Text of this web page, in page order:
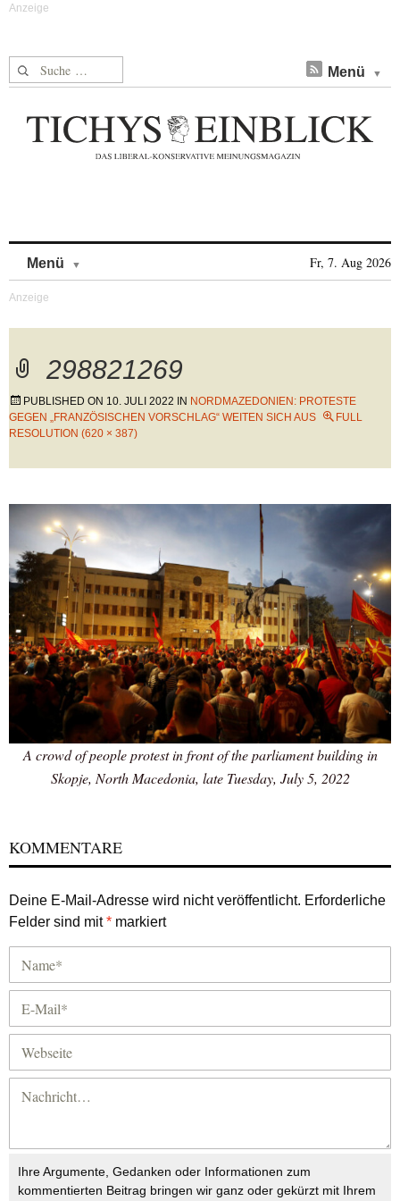
Suche nach: Menü
Menü Fr, 7. Aug 2026
298821269
PUBLISHED ON 10. JULI 2022 IN NORDMAZEDONIEN: PROTESTE
GEGEN „FRANZÖSISCHEN VORSCHLAG“ WEITEN SICH AUS
FULL
RESOLUTION (620 × 387)
A crowd of people protest in front of the parliament building in
Skopje, North Macedonia, late Tuesday, July 5, 2022
KOMMENTARE
Deine E-Mail-Adresse wird nicht veröffentlicht. Erforderliche
Felder sind mit* markiert
Ihre Argumente, Gedanken oder Informationen zum
kommentierten Beitrag bringen wir ganz oder gekürzt mit Ihrem